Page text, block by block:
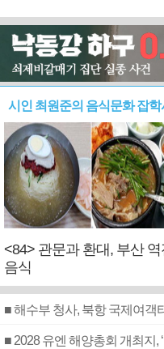
시인 최원준의 음식문화 잡학
<84> 관문과 환대, 부산 역
음식
■ 해수부 청사, 북항 국제여객
■ 2028 유엔 해양총회 개최지,